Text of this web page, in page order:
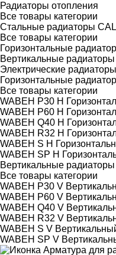
Радиаторы отопления
Все товары категории
Стальные радиаторы
Все товары категории
Горизонтальные
Вертикальные
Электрические
Горизонтальные
Все товары категории
WABEH P30 H
WABEH P60 H
WABEH Q40 H
WABEH R32 H
WABEH S H
WABEH SP H
Вертикальные радиаторы
Все товары категории
WABEH P30 V
WABEH P60 V
WABEH Q40 V
WABEH R32 V
WABEH S V
WABEH SP V